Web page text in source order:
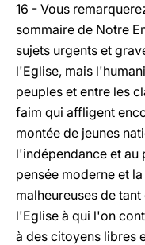
16 - Vous
sommaire de Notre
sujets urgents et
l'Eglise, mais
peuples et entre les
faim qui affligent
montée de jeunes
l'indépendance et au
pensée moderne et
malheureuses de
l'Eglise à qui l'on
à des citoyens libres